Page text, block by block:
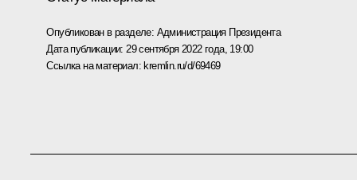
Опубликован в разделе: Администрация Президента
Дата публикации: 29 сентября 2022 года, 19:00
Ссылка на материал: kremlin.ru/d/69469